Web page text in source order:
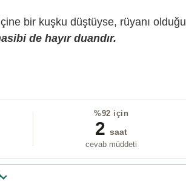
bir kuşku düştüyse, rüyanı olduğu
de hayır duandır.
%92 için
2 saat
cevab müddeti